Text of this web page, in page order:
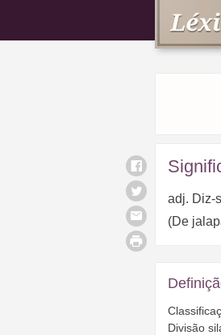
adj. Diz-
(De
Divisão